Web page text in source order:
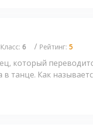
Класс: 6 / Рейтинг: 5
который
танце. Как